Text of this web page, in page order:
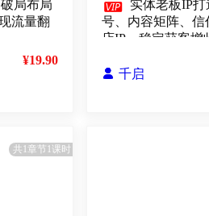
局布局
流量翻
¥19.90
 实体老板IP
号、内容矩阵、信
店IP，稳定获客增
 千启
共1章节1课时